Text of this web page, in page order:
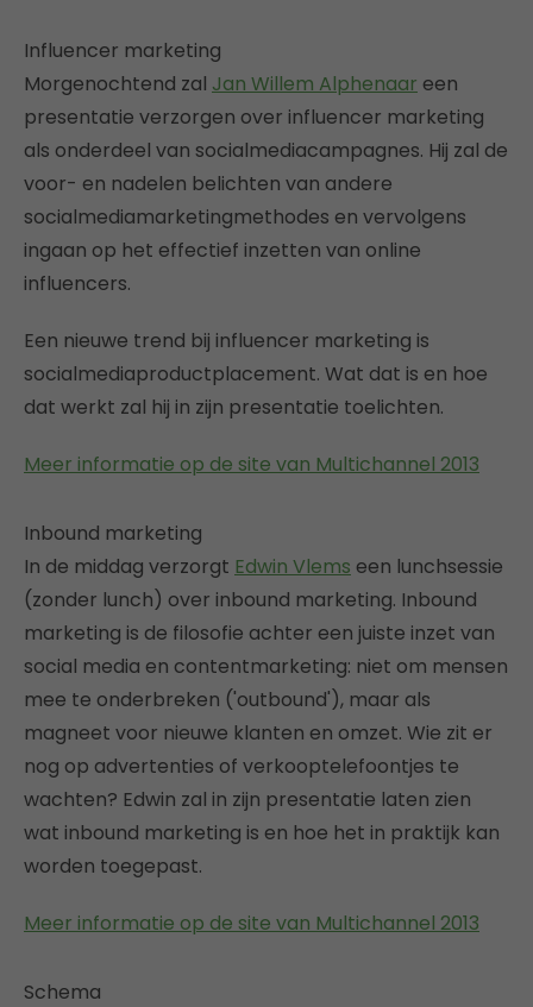
Influencer marketing
Morgenochtend zal Jan Willem Alphenaar een
presentatie verzorgen over influencer marketing
als onderdeel van socialmediacampagnes. Hij zal de
voor- en nadelen belichten van andere
socialmediamarketingmethodes en vervolgens
ingaan op het effectief inzetten van online
influencers.
Een nieuwe trend bij influencer marketing is
socialmediaproductplacement. Wat dat is en hoe
dat werkt zal hij in zijn presentatie toelichten.
Meer informatie op de site van Multichannel 2013
Inbound marketing
In de middag verzorgt Edwin Vlems een lunchsessie
(zonder lunch) over inbound marketing. Inbound
marketing is de filosofie achter een juiste inzet van
social media en contentmarketing: niet om mensen
mee te onderbreken ('outbound'), maar als
magneet voor nieuwe klanten en omzet. Wie zit er
nog op advertenties of verkooptelefoontjes te
wachten? Edwin zal in zijn presentatie laten zien
wat inbound marketing is en hoe het in praktijk kan
worden toegepast.
Meer informatie op de site van Multichannel 2013
Schema